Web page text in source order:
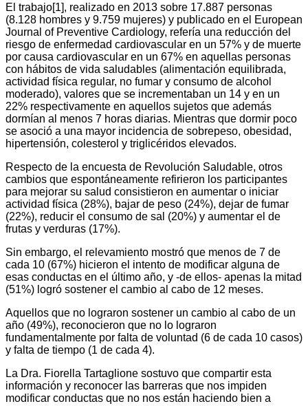
El trabajo[1], realizado en 2013 sobre 17.887 personas
(8.128 hombres y 9.759 mujeres) y publicado en el European
Journal of Preventive Cardiology, refería una reducción del
riesgo de enfermedad cardiovascular en un 57% y de muerte
por causa cardiovascular en un 67% en aquellas personas
con hábitos de vida saludables (alimentación equilibrada,
actividad física regular, no fumar y consumo de alcohol
moderado), valores que se incrementaban un 14 y en un
22% respectivamente en aquellos sujetos que además
dormían al menos 7 horas diarias. Mientras que dormir poco
se asoció a una mayor incidencia de sobrepeso, obesidad,
hipertensión, colesterol y triglicéridos elevados.
Respecto de la encuesta de Revolución Saludable, otros
cambios que espontáneamente refirieron los participantes
para mejorar su salud consistieron en aumentar o iniciar
actividad física (28%), bajar de peso (24%), dejar de fumar
(22%), reducir el consumo de sal (20%) y aumentar el de
frutas y verduras (17%).
Sin embargo, el relevamiento mostró que menos de 7 de
cada 10 (67%) hicieron el intento de modificar alguna de
esas conductas en el último año, y -de ellos- apenas la mitad
(51%) logró sostener el cambio al cabo de 12 meses.
Aquellos que no lograron sostener un cambio al cabo de un
año (49%), reconocieron que no lo lograron
fundamentalmente por falta de voluntad (6 de cada 10 casos)
y falta de tiempo (1 de cada 4).
La Dra. Fiorella Tartaglione sostuvo que compartir esta
información y reconocer las barreras que nos impiden
modificar conductas que no nos están haciendo bien a